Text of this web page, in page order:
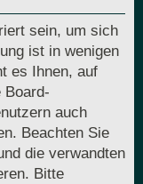
sein, um sich
ist in wenigen
es Ihnen, auf
Board-
auch
Beachten Sie
die verwandten
Bitte